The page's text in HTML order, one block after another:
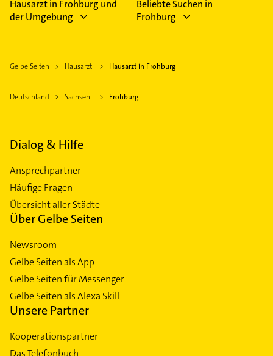
Hausarzt in Frohburg und
der Umgebung
Beliebte Suchen in
Frohburg
Gelbe Seiten Hausarzt Hausarzt in Frohburg
Deutschland Sachsen Frohburg
Dialog & Hilfe
Ansprechpartner
Häufige Fragen
Übersicht aller Städte
Über Gelbe Seiten
Newsroom
Gelbe Seiten als App
Gelbe Seiten für Messenger
Gelbe Seiten als Alexa Skill
Unsere Partner
Kooperationspartner
Das Telefonbuch